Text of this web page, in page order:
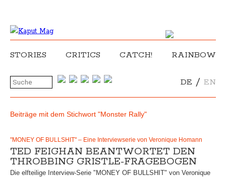
STORIES CRITICS CATCH! RAINBOW
DE / EN
Beiträge mit dem Stichwort "Monster Rally"
"MONEY OF BULLSHIT" – Eine Interviewserie von Veronique Homann
TED FEIGHAN BEANTWORTET DEN
THROBBING GRISTLE-FRAGEBOGEN
Die elfteilige Interview-Serie "MONEY OF BULLSHIT" von Veronique